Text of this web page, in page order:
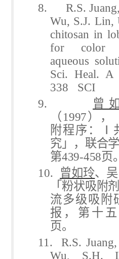
8. R.S. Juang,
Wu, S.J. Lin,
chitosan in
for color
aqueous
Sci. Heal.
338 SCI
9.
曾
（ 1997），
附程序：Ⅰ
究」，联合
第439-458页。
10.
曾如玲、
「粉状吸附
流多级吸附
报，第十
页。
11. R.S.
Wu, S.H.